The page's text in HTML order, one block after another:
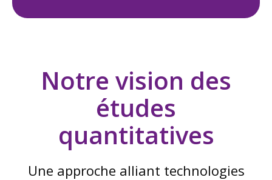
Notre vision des
études
quantitatives
Une approche alliant technologies